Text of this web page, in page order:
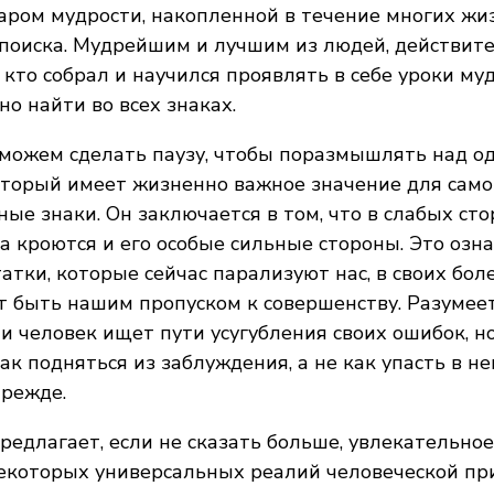
мудрости, накопленной в течение многих
Мудрейшим и лучшим из людей,
кто собрал и научился проявлять в себе уроки
найти во всех знаках.
сделать паузу, чтобы поразмышлять над
имеет жизненно важное значение для
знаки. Он заключается в том, что в слабых
кроются и его особые сильные стороны. Это
которые сейчас парализуют нас, в своих
быть нашим пропуском к совершенству.
человек ищет пути усугубления своих ошибок,
подняться из заблуждения, а не как упасть в
если не сказать больше,
универсальных реалий человеческой